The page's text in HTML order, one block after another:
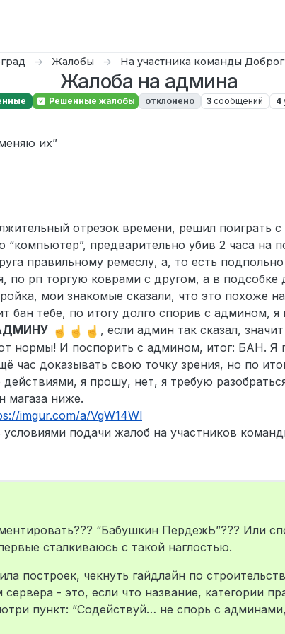
Жалобы На участника команды
Жалоба на админа
Решенные жалобы отклонено 3 сообщений 4
их”
отрезок времени, решил поиграть
“компьютер”, предварительно убив 2 часа на
правильному ремеслу, а, то есть
по рп торгую коврами с другом, а в подсобке
мои знакомые сказали, что это похоже
бан тебе, по итогу долго спорив с админом,
, если админ так сказал,
нормы! И поспорить с админом, итог: БАН. Я
час доказывать свою точку зрения, но по
действиями, я прошу, нет, я требую
магаза ниже.
imgur.com/a/VgW14Wl
подачи жалоб на участников
“Бабушкин ПердежЬ”??? Или
сталкиваюсь с такой наглостью.
построек, чекнуть гайдлайн по
- это, если что название, категории
пункт: “Содействуй… не спорь с